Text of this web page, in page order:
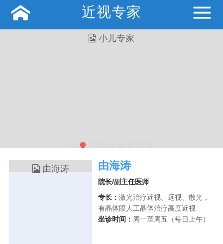
近视专家
由海涛
院长/副主任医师
专长：激光治疗近视、远视、散光，
有晶体眼人工晶体治疗高度近视
坐诊时间： 周一至周五（每日上午）